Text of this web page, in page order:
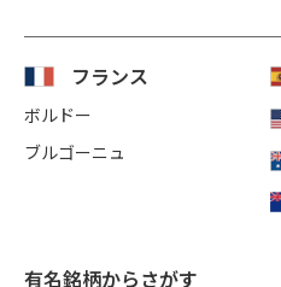
フランス
ボルドー
ブルゴーニュ
有名銘柄からさがす